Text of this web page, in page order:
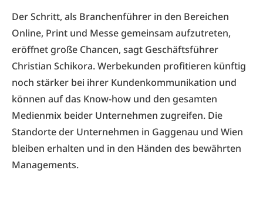
Der Schritt, als Branchenführer in den Bereichen
Online, Print und Messe gemeinsam aufzutreten,
eröffnet große Chancen, sagt Geschäftsführer
Christian Schikora. Werbekunden profitieren künftig
noch stärker bei ihrer Kundenkommunikation und
können auf das Know-how und den gesamten
Medienmix beider Unternehmen zugreifen. Die
Standorte der Unternehmen in Gaggenau und Wien
bleiben erhalten und in den Händen des bewährten
Managements.